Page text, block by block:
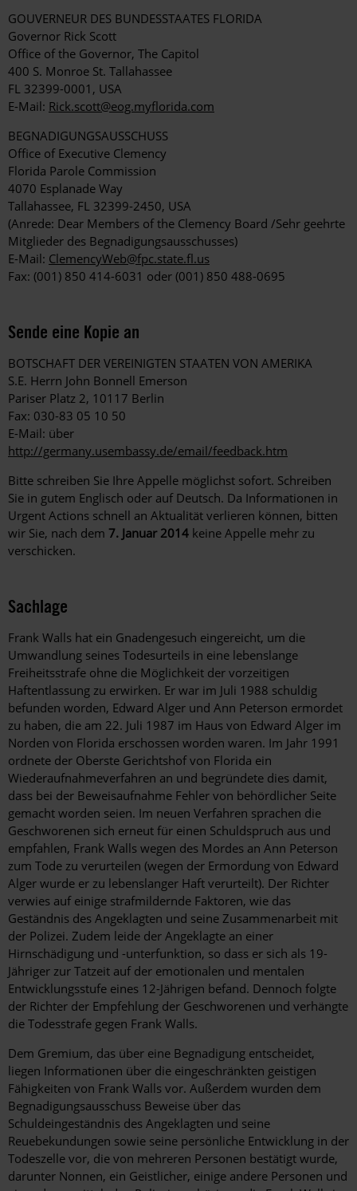
GOUVERNEUR DES BUNDESSTAATES FLORIDA
Governor Rick Scott
Office of the Governor, The Capitol
400 S. Monroe St. Tallahassee
FL 32399-0001, USA
E-Mail: Rick.scott@eog.myflorida.com
BEGNADIGUNGSAUSSCHUSS
Office of Executive Clemency
Florida Parole Commission
4070 Esplanade Way
Tallahassee, FL 32399-2450, USA
(Anrede: Dear Members of the Clemency Board /Sehr geehrte
Mitglieder des Begnadigungsausschusses)
E-Mail: ClemencyWeb@fpc.state.fl.us
Fax: (001) 850 414-6031 oder (001) 850 488-0695
Sende eine Kopie an
BOTSCHAFT DER VEREINIGTEN STAATEN VON AMERIKA
S.E. Herrn John Bonnell Emerson
Pariser Platz 2, 10117 Berlin
Fax: 030-83 05 10 50
E-Mail: über
http://germany.usembassy.de/email/feedback.htm
Bitte schreiben Sie Ihre Appelle möglichst sofort. Schreiben
Sie in gutem Englisch oder auf Deutsch. Da Informationen in
Urgent Actions schnell an Aktualität verlieren können, bitten
wir Sie, nach dem 7. Januar 2014 keine Appelle mehr zu
verschicken.
Sachlage
Frank Walls hat ein Gnadengesuch eingereicht, um die
Umwandlung seines Todesurteils in eine lebenslange
Freiheitsstrafe ohne die Möglichkeit der vorzeitigen
Haftentlassung zu erwirken. Er war im Juli 1988 schuldig
befunden worden, Edward Alger und Ann Peterson ermordet
zu haben, die am 22. Juli 1987 im Haus von Edward Alger im
Norden von Florida erschossen worden waren. Im Jahr 1991
ordnete der Oberste Gerichtshof von Florida ein
Wiederaufnahmeverfahren an und begründete dies damit,
dass bei der Beweisaufnahme Fehler von behördlicher Seite
gemacht worden seien. Im neuen Verfahren sprachen die
Geschworenen sich erneut für einen Schuldspruch aus und
empfahlen, Frank Walls wegen des Mordes an Ann Peterson
zum Tode zu verurteilen (wegen der Ermordung von Edward
Alger wurde er zu lebenslanger Haft verurteilt). Der Richter
verwies auf einige strafmildernde Faktoren, wie das
Geständnis des Angeklagten und seine Zusammenarbeit mit
der Polizei. Zudem leide der Angeklagte an einer
Hirnschädigung und -unterfunktion, so dass er sich als 19-
Jähriger zur Tatzeit auf der emotionalen und mentalen
Entwicklungsstufe eines 12-Jährigen befand. Dennoch folgte
der Richter der Empfehlung der Geschworenen und verhängte
die Todesstrafe gegen Frank Walls.
Dem Gremium, das über eine Begnadigung entscheidet,
liegen Informationen über die eingeschränkten geistigen
Fähigkeiten von Frank Walls vor. Außerdem wurden dem
Begnadigungsausschuss Beweise über das
Schuldeingeständnis des Angeklagten und seine
Reuebekundungen sowie seine persönliche Entwicklung in der
Todeszelle vor, die von mehreren Personen bestätigt wurde,
darunter Nonnen, ein Geistlicher, einige andere Personen und